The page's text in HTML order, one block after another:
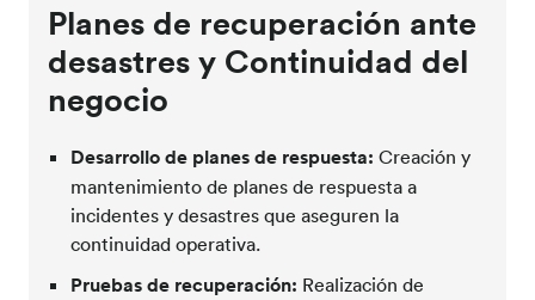
Planes de recuperación ante
desastres y Continuidad del
negocio
Desarrollo de planes de respuesta: Creación y
mantenimiento de planes de respuesta a
incidentes y desastres que aseguren la
continuidad operativa.
Pruebas de recuperación: Realización de